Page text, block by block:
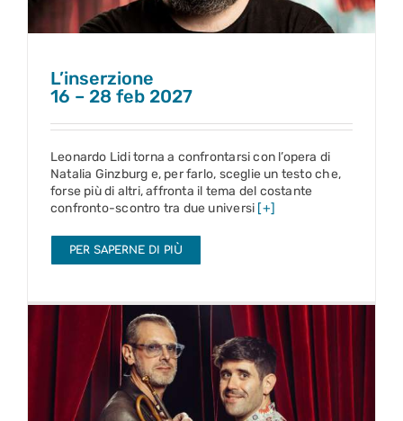
L’inserzione
16 – 28 feb 2027
Leonardo Lidi torna a confrontarsi con l’opera di
Natalia Ginzburg e, per farlo, sceglie un testo che,
forse più di altri, affronta il tema del costante
confronto-scontro tra due universi [+]
PER SAPERNE DI PIÙ
Fred!
23 – 25 mar 2027